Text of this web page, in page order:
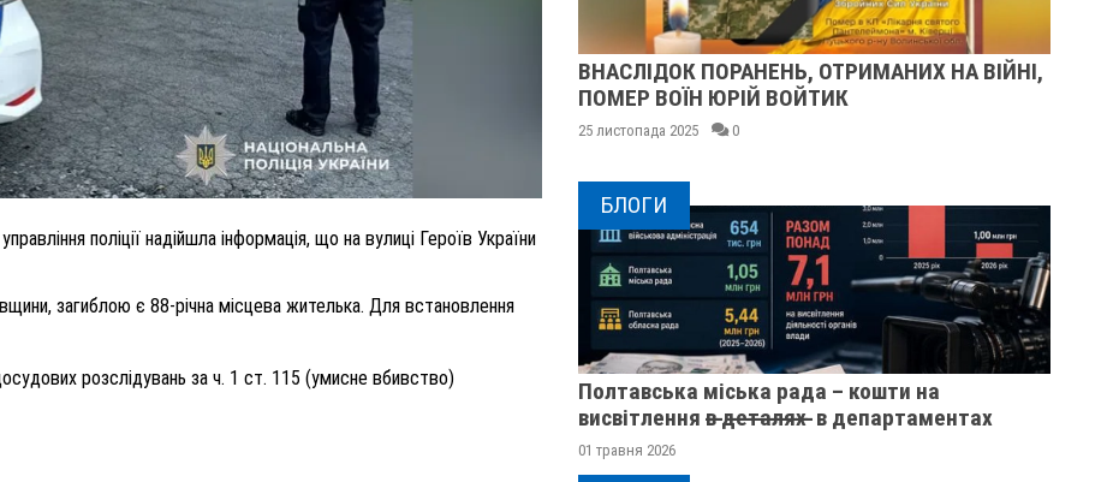
поліції надійшла інформація, що на вулиці Героїв України
загиблою є 88-річна місцева жителька. Для встановлення
розслідувань за ч. 1 ст. 115 (умисне вбивство)
РІЧНУ
ВНАСЛІДОК ПОРАНЕНЬ, ОТРИМАНИХ НА ВІЙНІ,
ПОМЕР ВОЇН ЮРІЙ ВОЙТИК
25 листопада 2025 0
У ПОЛТАВІ ПОПРОЩАЛИСЯ ІЗ ВІЙСЬКОВИМИ
ВОЛОДИМИРОМ КАРЕНГІНИМ ТА ОЛЕГОМ
ЛІЩИНСЬКИМ
БЛОГИ
Полтавська міська рада – кошти на
висвітлення в̶ ̶д̶е̶т̶а̶л̶я̶х̶ ̶ в департаментах
01 травня 2026